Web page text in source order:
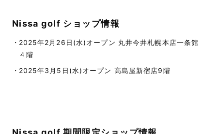
Nissa golf ショップ情報
2025年2月26日(水)オープン 丸井今井札幌本店一条館
４階
2025年3月5日(水)オープン 高島屋新宿店9階